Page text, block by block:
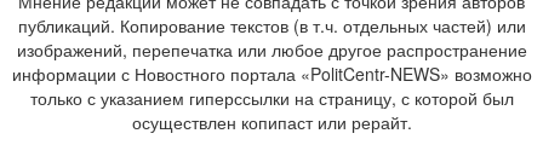
публикаций. Копирование текстов (в т.ч. отдельных частей) или
изображений, перепечатка или любое другое распространение
информации с Новостного портала «PolitCentr-NEWS» возможно
только с указанием гиперссылки на страницу, с которой был
осуществлен копипаст или рерайт.